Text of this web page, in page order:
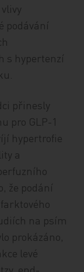
podávání
s hypertenzí
přinesly
pro GLP-1
hypertrofie
a
že podání
na psím
prokázáno,
levé